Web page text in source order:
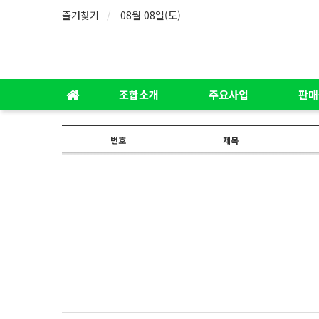
즐겨찾기 08월 08일(토)
조합소개 주요사업 판
번호 제목